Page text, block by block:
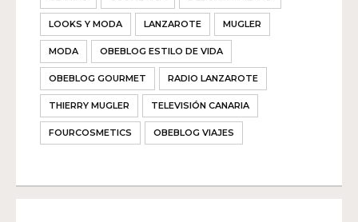
LOOKS Y MODA LANZAROTE MUGLER
MODA OBEBLOG ESTILO DE VIDA
OBEBLOG GOURMET RADIO LANZAROTE
THIERRY MUGLER TELEVISIÓN CANARIA
FOURCOSMETICS OBEBLOG VIAJES